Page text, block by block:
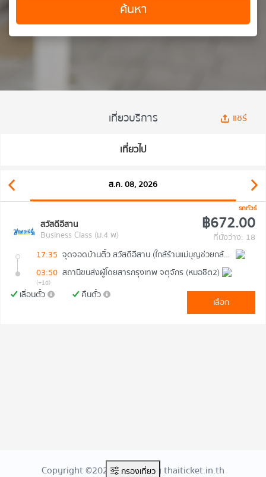
ค้นหา
เที่ยวบริการ แชร์
เที่ยวไป
ส.ค. 08, 2026
รถทัวร์
สวัสดีอีสาน
Business Class (ม.4 พ)
฿672.00
ที่นั่งว่าง: 18
17:35
จุดจอดบ้านติ้ว สวัสดีอีสาน (ใกล้ร้านแม่บุญช่วยกล้วยทอด)
03:50 สถานีขนส่งผู้โดยสารกรุงเทพ จตุจักร (หมอชิต2)
(+1d)
เลื่อนตั๋ว คืนตั๋ว
เลือก
กรองเที่ยว
Copyright ©2026 Created By thaiticket.in.th